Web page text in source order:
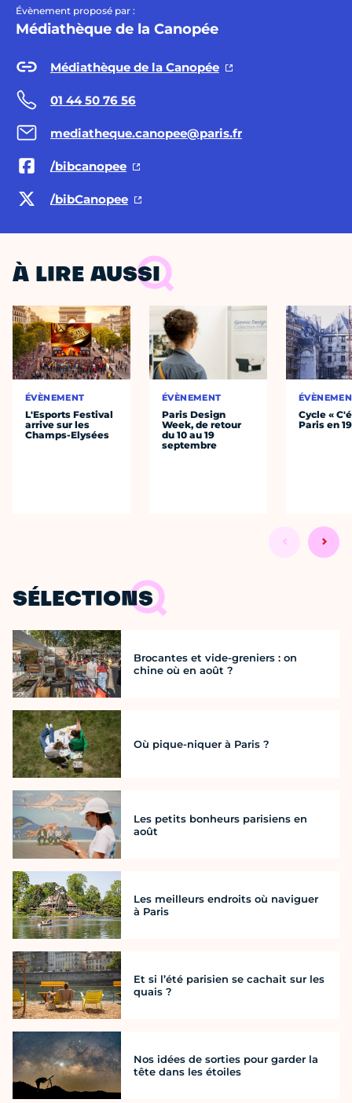
Évènement proposé par :
Médiathèque de la Canopée
Médiathèque de la Canopée
01 44 50 76 56
mediatheque.canopee@paris.fr
/bibcanopee
/bibCanopee
À LIRE AUSSI
ÉVÈNEMENT
L'Esports Festival
arrive sur les
Champs-Elysées
ÉVÈNEMENT
Paris Design
Week, de retour
du 10 au 19
septembre
Cycle «
Paris en
SÉLECTIONS
Brocantes et vide-greniers : on
chine où en août ?
Où pique-niquer à Paris ?
Les petits bonheurs parisiens en
août
Les meilleurs endroits où naviguer
à Paris
Et si l’été parisien se cachait sur les
quais ?
Nos idées de sorties pour garder la
tête dans les étoiles